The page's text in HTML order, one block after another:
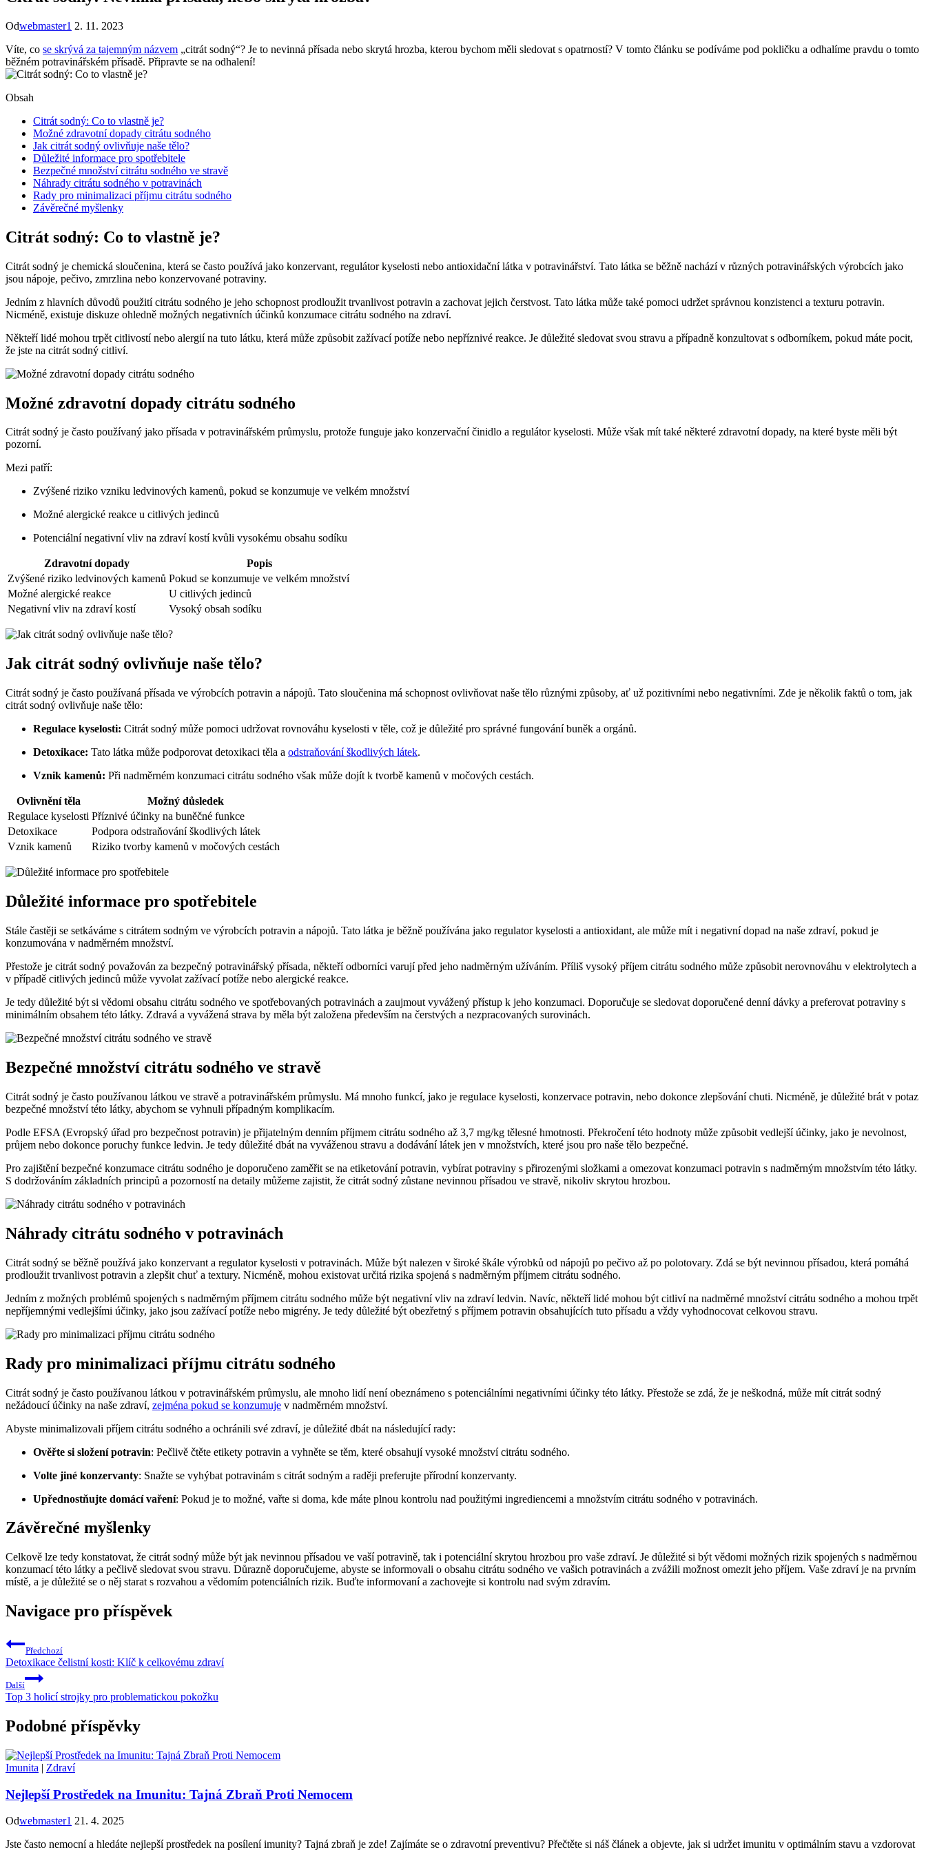
Odwebmaster1 2. 11. 2023
Víte, co se skrývá za tajemným názvem „citrát sodný“? Je to nevinná přísada nebo skrytá hrozba, kterou bychom měli sledovat s opatrností? V tomto článku se podíváme pod pokličku a odhalíme pravdu o tomto
běžném potravinářském přísadě. Připravte se na odhalení!
Obsah
Citrát sodný: Co to vlastně je?
Možné zdravotní dopady citrátu sodného
Jak citrát sodný ovlivňuje naše tělo?
Důležité informace pro spotřebitele
Bezpečné množství citrátu sodného ve stravě
Náhrady citrátu sodného v potravinách
Rady pro minimalizaci příjmu citrátu sodného
Závěrečné myšlenky
Citrát sodný: Co to vlastně je?
Citrát sodný je chemická sloučenina, která se často používá jako konzervant, regulátor kyselosti nebo antioxidační látka v potravinářství. Tato látka se běžně nachází v různých potravinářských výrobcích jako
jsou nápoje, pečivo, zmrzlina nebo konzervované potraviny.
Jedním z hlavních důvodů použití citrátu sodného je jeho schopnost prodloužit trvanlivost potravin a zachovat jejich čerstvost. Tato látka může také pomoci udržet správnou konzistenci a texturu potravin.
Nicméně, existuje diskuze ohledně možných negativních účinků konzumace citrátu sodného na zdraví.
Někteří lidé mohou trpět citlivostí nebo alergií na tuto látku, která může způsobit zažívací potíže nebo nepříznivé reakce. Je důležité sledovat svou stravu a případně konzultovat s odborníkem, pokud máte pocit,
že jste na citrát sodný citliví.
Možné zdravotní dopady citrátu sodného
Citrát sodný je často používaný jako přísada v potravinářském průmyslu, protože funguje jako konzervační činidlo a regulátor kyselosti. Může však mít také některé zdravotní dopady, na které byste měli být
pozorní.
Mezi patří:
Zvýšené riziko vzniku ledvinových kamenů, pokud se konzumuje ve velkém množství
Možné alergické reakce u citlivých jedinců
Potenciální negativní vliv na zdraví kostí kvůli vysokému obsahu sodíku
Zdravotní dopady
Popis
Zvýšené riziko ledvinových kamenů Pokud se konzumuje ve velkém množství
Možné alergické reakce
U citlivých jedinců
Negativní vliv na zdraví kostí
Vysoký obsah sodíku
Jak citrát sodný ovlivňuje naše tělo?
Citrát sodný je často používaná přísada ve výrobcích potravin a nápojů. Tato sloučenina má schopnost ovlivňovat naše tělo různými způsoby, ať už pozitivními nebo negativními. Zde je několik faktů o tom, jak
citrát sodný ovlivňuje naše tělo:
Regulace kyselosti: Citrát sodný může pomoci udržovat rovnováhu kyselosti v těle, což je důležité pro správné fungování buněk a orgánů.
Detoxikace: Tato látka může podporovat detoxikaci těla a odstraňování škodlivých látek.
Vznik kamenů: Při nadměrném konzumaci citrátu sodného však může dojít k tvorbě kamenů v močových cestách.
Ovlivnění těla
Možný důsledek
Regulace kyselosti Příznivé účinky na buněčné funkce
Detoxikace
Podpora odstraňování škodlivých látek
Vznik kamenů
Riziko tvorby kamenů v močových cestách
Důležité informace pro spotřebitele
Stále častěji se setkáváme s citrátem sodným ve výrobcích potravin a nápojů. Tato látka je běžně používána jako regulator kyselosti a antioxidant, ale může mít i negativní dopad na naše zdraví, pokud je
konzumována v nadměrném množství.
Přestože je citrát sodný považován za bezpečný potravinářský přísada, někteří odborníci varují před jeho nadměrným užíváním. Příliš vysoký příjem citrátu sodného může způsobit nerovnováhu v elektrolytech a
v případě citlivých jedinců může vyvolat zažívací potíže nebo alergické reakce.
Je tedy důležité být si vědomi obsahu citrátu sodného ve spotřebovaných potravinách a zaujmout vyvážený přístup k jeho konzumaci. Doporučuje se sledovat doporučené denní dávky a preferovat potraviny s
minimálním obsahem této látky. Zdravá a vyvážená strava by měla být založena především na čerstvých a nezpracovaných surovinách.
Bezpečné množství citrátu sodného ve stravě
Citrát sodný je často používanou látkou ve stravě a potravinářském průmyslu. Má mnoho funkcí, jako je regulace kyselosti, konzervace potravin, nebo dokonce zlepšování chuti. Nicméně, je důležité brát v potaz
bezpečné množství této látky, abychom se vyhnuli případným komplikacím.
Podle EFSA (Evropský úřad pro bezpečnost potravin) je přijatelným denním příjmem citrátu sodného až 3,7 mg/kg tělesné hmotnosti. Překročení této hodnoty může způsobit vedlejší účinky, jako je nevolnost,
průjem nebo dokonce poruchy funkce ledvin. Je tedy důležité dbát na vyváženou stravu a dodávání látek jen v množstvích, které jsou pro naše tělo bezpečné.
Pro zajištění bezpečné konzumace citrátu sodného je doporučeno zaměřit se na etiketování potravin, vybírat potraviny s přirozenými složkami a omezovat konzumaci potravin s nadměrným množstvím této látky.
S dodržováním základních principů a pozorností na detaily můžeme zajistit, že citrát sodný zůstane nevinnou přísadou ve stravě, nikoliv skrytou hrozbou.
Náhrady citrátu sodného v potravinách
Citrát sodný se běžně používá jako konzervant a regulator kyselosti v potravinách. Může být nalezen v široké škále výrobků od nápojů po pečivo až po polotovary. Zdá se být nevinnou přísadou, která pomáhá
prodloužit trvanlivost potravin a zlepšit chuť a textury. Nicméně, mohou existovat určitá rizika spojená s nadměrným příjmem citrátu sodného.
Jedním z možných problémů spojených s nadměrným příjmem citrátu sodného může být negativní vliv na zdraví ledvin. Navíc, někteří lidé mohou být citliví na nadměrné množství citrátu sodného a mohou trpět
nepříjemnými vedlejšími účinky, jako jsou zažívací potíže nebo migrény. Je tedy důležité být obezřetný s příjmem potravin obsahujících tuto přísadu a vždy vyhodnocovat celkovou stravu.
Rady pro minimalizaci příjmu citrátu sodného
Citrát sodný je často používanou látkou v potravinářském průmyslu, ale mnoho lidí není obeznámeno s potenciálními negativními účinky této látky. Přestože se zdá, že je neškodná, může mít citrát sodný
nežádoucí účinky na naše zdraví, zejména pokud se konzumuje v nadměrném množství.
Abyste minimalizovali příjem citrátu sodného a ochránili své zdraví, je důležité dbát na následující rady:
Ověřte si složení potravin: Pečlivě čtěte etikety potravin a vyhněte se těm, které obsahují vysoké množství citrátu sodného.
Volte jiné konzervanty: Snažte se vyhýbat potravinám s citrát sodným a raději preferujte přírodní konzervanty.
Upřednostňujte domácí vaření: Pokud je to možné, vařte si doma, kde máte plnou kontrolu nad použitými ingrediencemi a množstvím citrátu sodného v potravinách.
Závěrečné myšlenky
Celkově lze tedy konstatovat, že citrát sodný může být jak nevinnou přísadou ve vaší potravině, tak i potenciální skrytou hrozbou pro vaše zdraví. Je důležité si být vědomi možných rizik spojených s nadměrnou
konzumací této látky a pečlivě sledovat svou stravu. Důrazně doporučujeme, abyste se informovali o obsahu citrátu sodného ve vašich potravinách a zvážili možnost omezit jeho příjem. Vaše zdraví je na prvním
místě, a je důležité se o něj starat s rozvahou a vědomím potenciálních rizik. Buďte informovaní a zachovejte si kontrolu nad svým zdravím.
Navigace pro příspěvek
Předchozí
Detoxikace čelistní kosti: Klíč k celkovému zdraví
Další
Top 3 holicí strojky pro problematickou pokožku
Podobné příspěvky
Imunita | Zdraví
Nejlepší Prostředek na Imunitu: Tajná Zbraň Proti Nemocem
Odwebmaster1 21. 4. 2025
Jste často nemocní a hledáte nejlepší prostředek na posílení imunity? Tajná zbraň je zde! Zajímáte se o zdravotní preventivu? Přečtěte si náš článek a objevte, jak si udržet imunitu v optimálním stavu a vzdorovat